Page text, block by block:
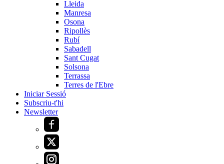
Lleida
Manresa
Osona
Ripollès
Rubí
Sabadell
Sant Cugat
Solsona
Terrassa
Terres de l'Ebre
Iniciar Sessió
Subscriu-t'hi
Newsletter